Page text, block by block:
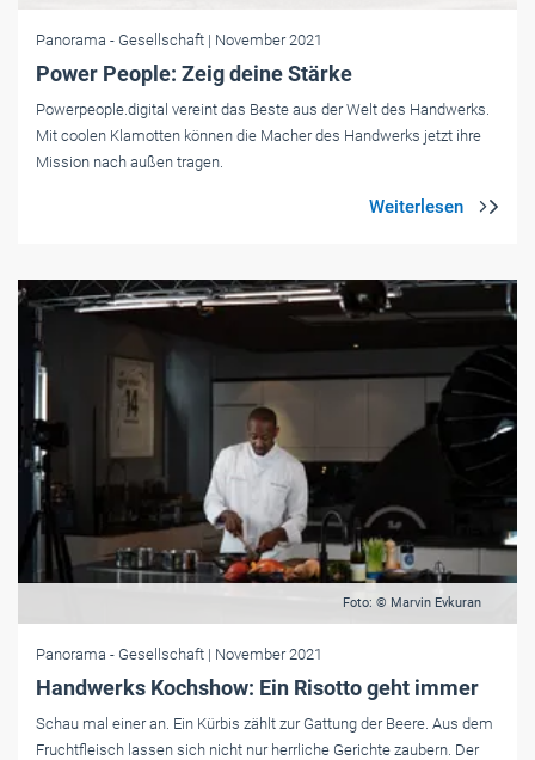
Panorama - Gesellschaft | November 2021
Power People: Zeig deine Stärke
Powerpeople.digital vereint das Beste aus der Welt des Handwerks.
Mit coolen Klamotten können die Macher des Handwerks jetzt ihre
Mission nach außen tragen.
Foto: © Marvin Evkuran
Panorama - Gesellschaft | November 2021
Handwerks Kochshow: Ein Risotto geht immer
Schau mal einer an. Ein Kürbis zählt zur Gattung der Beere. Aus dem
Fruchtfleisch lassen sich nicht nur herrliche Gerichte zaubern. Der